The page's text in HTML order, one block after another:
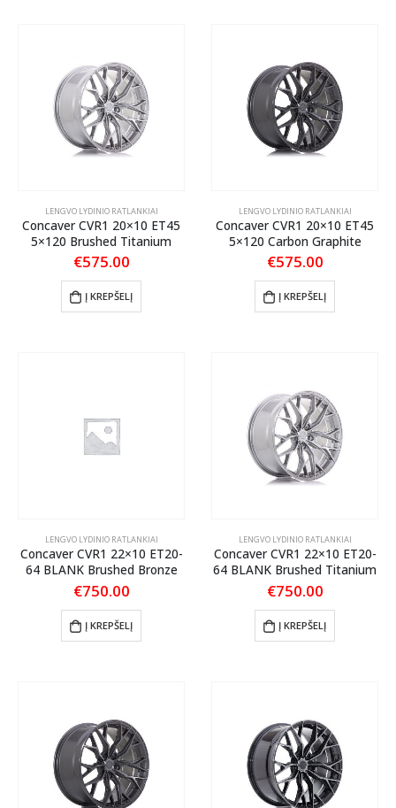
LENGVO LYDINIO RATLANKIAI
Concaver CVR1 20×10 ET45
5×120 Brushed Titanium
€575.00
Į KREPŠELĮ
LENGVO LYDINIO RATLANKIAI
Concaver CVR1 20×10 ET45
5×120 Carbon Graphite
€575.00
Į KREPŠELĮ
LENGVO LYDINIO RATLANKIAI
Concaver CVR1 22×10 ET20-
64 BLANK Brushed Bronze
€750.00
Į KREPŠELĮ
LENGVO LYDINIO RATLANKIAI
Concaver CVR1 22×10 ET20-
64 BLANK Brushed Titanium
€750.00
Į KREPŠELĮ